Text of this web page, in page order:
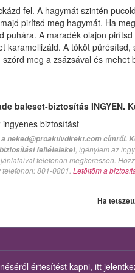
fel. A hagymát szintén
pirítsd meg hagymát. Ha
puhára. A maradék olajon
karamellizáld. A tököt
meg a zsázsával és
baleset-biztosítás INGYEN.
ingyenes biztosítást
neked@proaktivdirekt.com címről.
feltételeket, igénylem az
telefonon megkeressen.
801-0801. Letöltöm a
Ha
értesítést kapni, itt